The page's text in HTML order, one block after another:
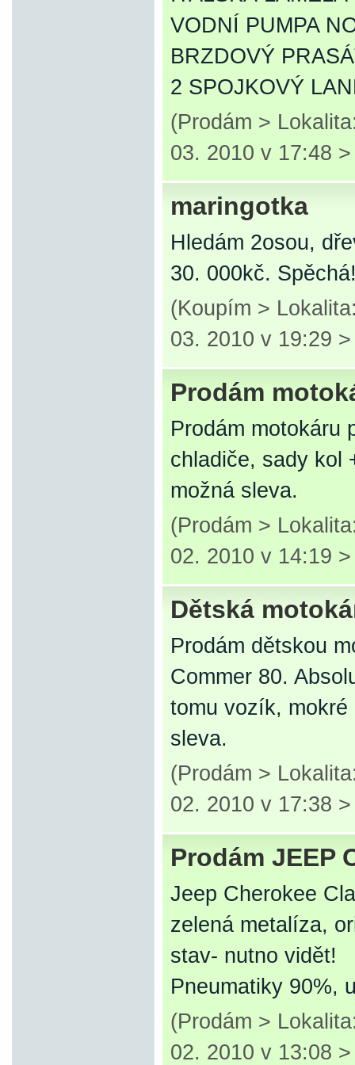
VODNÍ PUMPA
BRZDOVÝ
2 SPOJKOVÝ
(Prodám >
03. 2010 v 17:48
maringotka
Hledám 2osou,
30. 000kč.
(Koupím >
03. 2010 v 19:29
Prodám
Prodám motokáru
chladiče, sady kol
možná sleva.
(Prodám >
02. 2010 v 14:19
Dětská
Prodám dětskou
Commer 80.
tomu vozík,
sleva.
(Prodám >
02. 2010 v 17:38
Prodám JEEP
Jeep Cherokee
zelená metalíza,
stav- nutno vidět!
Pneumatiky 90%,
(Prodám >
02. 2010 v 13:08